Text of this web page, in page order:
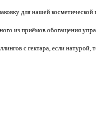
для нашей косметической
из приёмов обогащения
с гектара, если